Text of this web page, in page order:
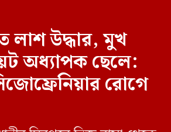
লাশ উদ্ধার, মুখ
অধ্যাপক ছেলে:
রোগে